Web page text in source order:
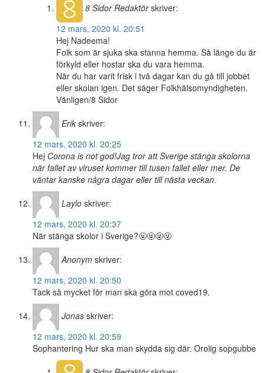
8 SidorRedaktör skriver:
12 mars, 2020 kl. 20:51
Hej Nadeema!
Folk som är sjuka ska stanna hemma. Så länge du är
förkyld eller hostar ska du vara hemma.
När du har varit frisk i två dagar kan du gå till jobbet
eller skolan igen. Det säger Folkhälsomyndigheten.
Vänligen/8 Sidor
Erik skriver:
12 mars, 2020 kl. 20:25
Hej Corona is not god!Jag tror att Sverige stänga skolorna
när fallet av viruset kommer till tusen fallet eller mer. De
väntar kanske några dagar eller till nästa veckan.
Laylo skriver:
12 mars, 2020 kl. 20:37
När stänga skolor i Sverige?🤬🤬🤬🤬
Anonym skriver:
12 mars, 2020 kl. 20:50
Tack så mycket för man ska göra mot coved19.
Jonas skriver:
12 mars, 2020 kl. 20:59
Sophantering Hur ska man skydda sig där. Orolig sopgubbe